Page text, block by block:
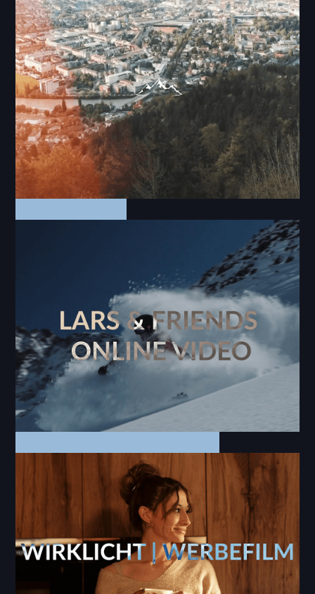
Online Video | Social Media | Fotos
Wirklicht - Baby
Online Video | Social Media | Fotos
Lars & Friends